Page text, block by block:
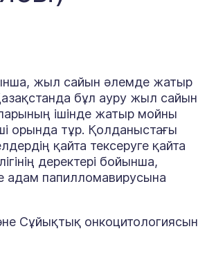
жыл сайын әлемде жатыр
бұл ауру жыл сайын
ішінде жатыр мойны
орында тұр. Қолданыстағы
қайта тексеруге қайта
деректері бойынша,
адам папилломавирусына
Сұйықтық онкоцитологиясын